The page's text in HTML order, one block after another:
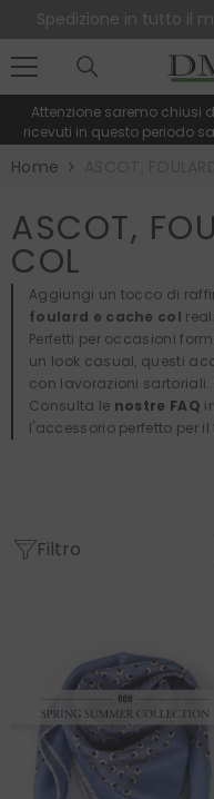
Spedizione in tutto il
Attenzione saremo chiusi
ricevuti in questo periodo
Home
ASCOT,
COL
Aggiungi un tocco di
foulard e cache col
Perfetti per occasioni
un look casual, questi
con lavorazioni sartoriali.
Consulta le nostre FAQ
l'accessorio perfetto per il
Filtro